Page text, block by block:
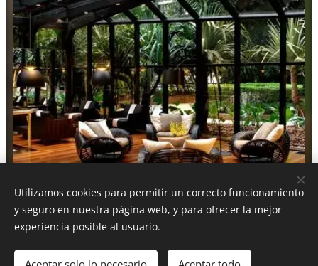
TIVOLI MOFARREJ SAO PAULO
Utilizamos cookies para permitir un correcto funcionamiento
y seguro en nuestra página web, y para ofrecer la mejor
experiencia posible al usuario.